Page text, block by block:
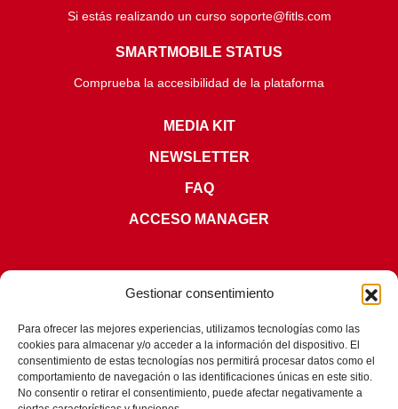
Gestionar consentimiento
Para ofrecer las mejores experiencias, utilizamos tecnologías como las
cookies para almacenar y/o acceder a la información del dispositivo. El
consentimiento de estas tecnologías nos permitirá procesar datos como el
comportamiento de navegación o las identificaciones únicas en este sitio.
No consentir o retirar el consentimiento, puede afectar negativamente a
Si estás realizando un curso soporte@fitls.com
SMARTMOBILE STATUS
Comprueba la accesibilidad de la plataforma
MEDIA KIT
NEWSLETTER
FAQ
ACCESO MANAGER
CERTIFICACIONES